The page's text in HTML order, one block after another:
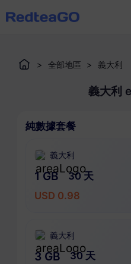
> 全部地區 > 義大利
義大利
純數據套餐
義大利
1 GB
30 天
USD 0.98
義大利
3 GB
30 天